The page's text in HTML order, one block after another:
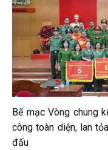
Bế mạc Vòng chung
công toàn diện, lan
đấu